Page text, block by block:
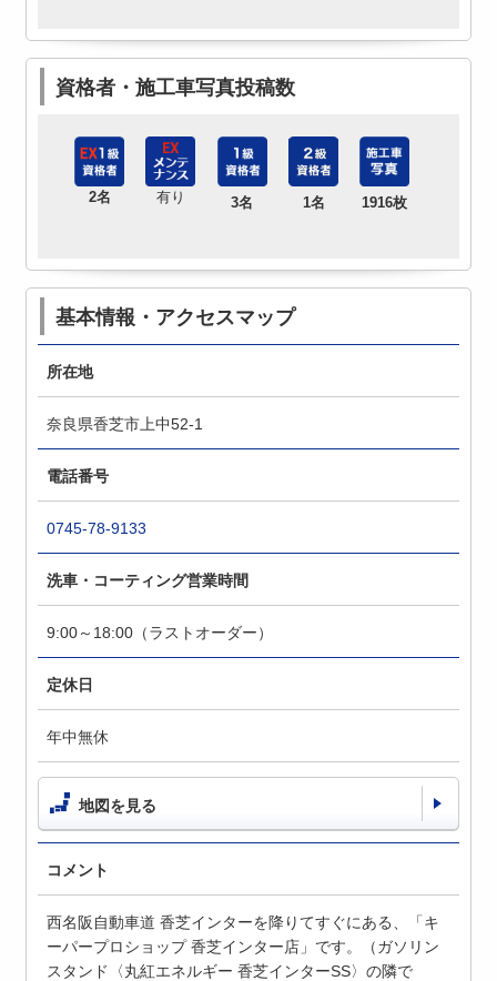
資格者・施工車写真投稿数
2名 有り 3名 1名 1916枚
基本情報・アクセスマップ
所在地
奈良県香芝市上中52-1
電話番号
0745-78-9133
洗車・コーティング営業時間
9:00～18:00（ラストオーダー）
定休日
年中無休
地図を見る
コメント
西名阪自動車道 香芝インターを降りてすぐにある、「キ
ーパープロショップ 香芝インター店」です。（ガソリン
スタンド〈丸紅エネルギー 香芝インターSS〉の隣で